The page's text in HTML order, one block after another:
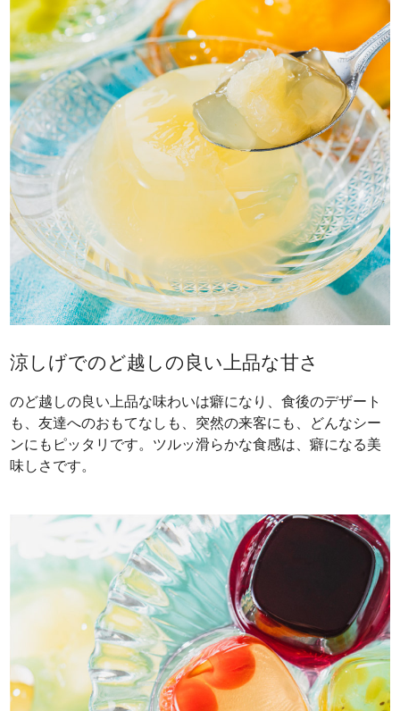
涼しげでのど越しの良い上品な甘さ
のど越しの良い上品な味わいは癖になり、食後のデザート
も、友達へのおもてなしも、突然の来客にも、どんなシー
ンにもピッタリです。ツルッ滑らかな食感は、癖になる美
味しさです。